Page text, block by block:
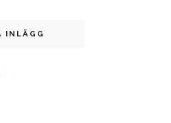
INLÄGG